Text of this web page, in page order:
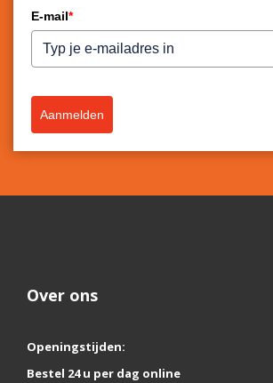
E-mail*
Aanmelden
Over ons
Openingstijden:
Bestel 24 u per dag online